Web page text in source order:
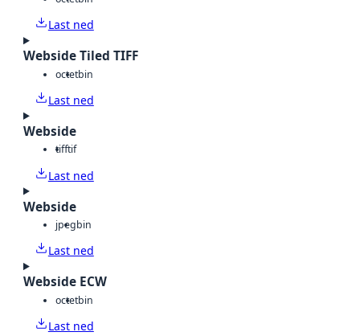
Last ned
Webside Tiled TIFF
octetbin
Last ned
Webside
tifftif
Last ned
Webside
jpegbin
Last ned
Webside ECW
octetbin
Last ned